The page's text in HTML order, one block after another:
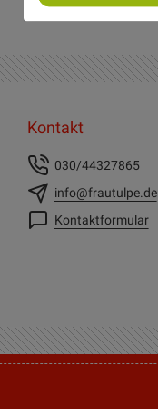
Kontakt
030/44327865
info@frautulpe.de
Kontaktformular